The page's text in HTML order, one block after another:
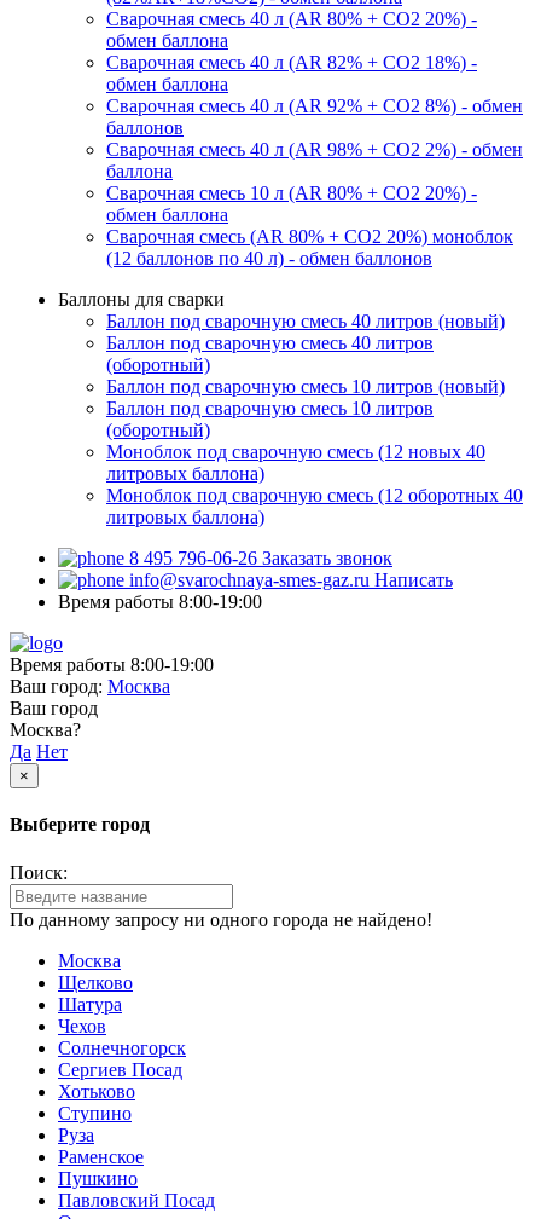
Сварочная смесь 40 л (AR 80% + CO2 20%) -
обмен баллона
Сварочная смесь 40 л (AR 82% + CO2 18%) -
обмен баллона
Сварочная смесь 40 л (AR 92% + CO2 8%) - обмен
баллонов
Сварочная смесь 40 л (AR 98% + CO2 2%) - обмен
баллона
Сварочная смесь 10 л (AR 80% + CO2 20%) -
обмен баллона
Сварочная смесь (AR 80% + CO2 20%) моноблок
(12 баллонов по 40 л) - обмен баллонов
Баллоны для сварки
Баллон под сварочную смесь 40 литров (новый)
Баллон под сварочную смесь 40 литров
(оборотный)
Баллон под сварочную смесь 10 литров (новый)
Баллон под сварочную смесь 10 литров
(оборотный)
Моноблок под сварочную смесь (12 новых 40
литровых баллона)
Моноблок под сварочную смесь (12 оборотных 40
литровых баллона)
8 495 796-06-26 Заказать звонок
info@svarochnaya-smes-gaz.ru Написать
Время работы 8:00-19:00
Время работы 8:00-19:00
Ваш город: Москва
Ваш город
Москва?
Да Нет
×
Выберите город
Поиск:
По данному запросу ни одного города не найдено!
Москва
Щелково
Шатура
Чехов
Солнечногорск
Сергиев Посад
Хотьково
Ступино
Руза
Раменское
Пушкино
Павловский Посад